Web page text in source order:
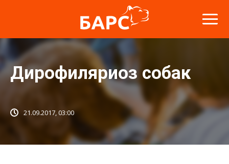
​Дирофиляриоз собак
21.09.2017, 03:00